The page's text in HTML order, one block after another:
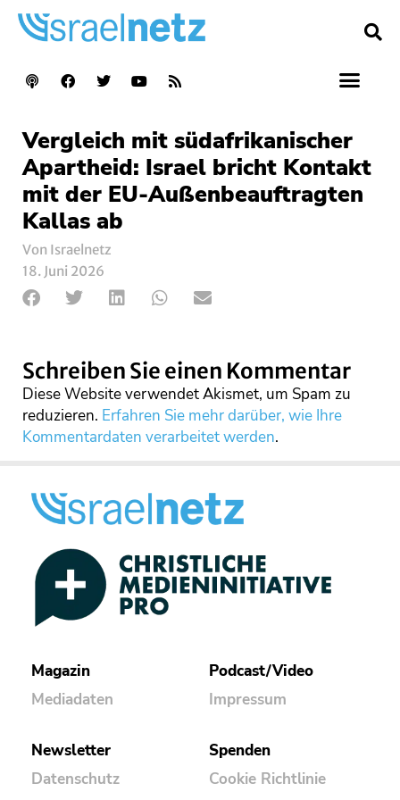
Vergleich mit südafrikanischer
Apartheid: Israel bricht Kontakt
mit der EU-Außenbeauftragten
Kallas ab
Von Israelnetz
18. Juni 2026
Schreiben Sie einen Kommentar
Diese Website verwendet Akismet, um Spam zu
reduzieren. Erfahren Sie mehr darüber, wie Ihre
Kommentardaten verarbeitet werden.
Magazin
Mediadaten
Podcast/Video
Impressum
Newsletter
Datenschutz
Spenden
Cookie Richtlinie